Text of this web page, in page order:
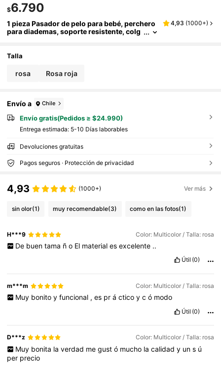
$6.790
1 pieza Pasador de pelo para bebé, perchero
para diademas, soporte resistente, colg
as festivos
4,93 (1000+)
Talla
rosa Rosa roja
Envío a Chile
Envío gratis(Pedidos ≥ $24.990)
Entrega estimada: 5-10 Días laborables
Devoluciones gratuitas
Pagos seguros · Protección de privacidad
4,93 (1000+) Ver más
sin olor(1) muy recomendable(3) como en las fotos(1)
H***9 Color: Multicolor / Talla: rosa
De buen tama ñ o El material es excelente ..
Útil (0)
m***m Color: Multicolor / Talla: rosa
Muy bonito y funcional , es pr á ctico y c ó modo
Útil (0)
D***z Color: Multicolor / Talla: rosa
Muy bonita la verdad me gust ó mucho la calidad y un s ú
per precio